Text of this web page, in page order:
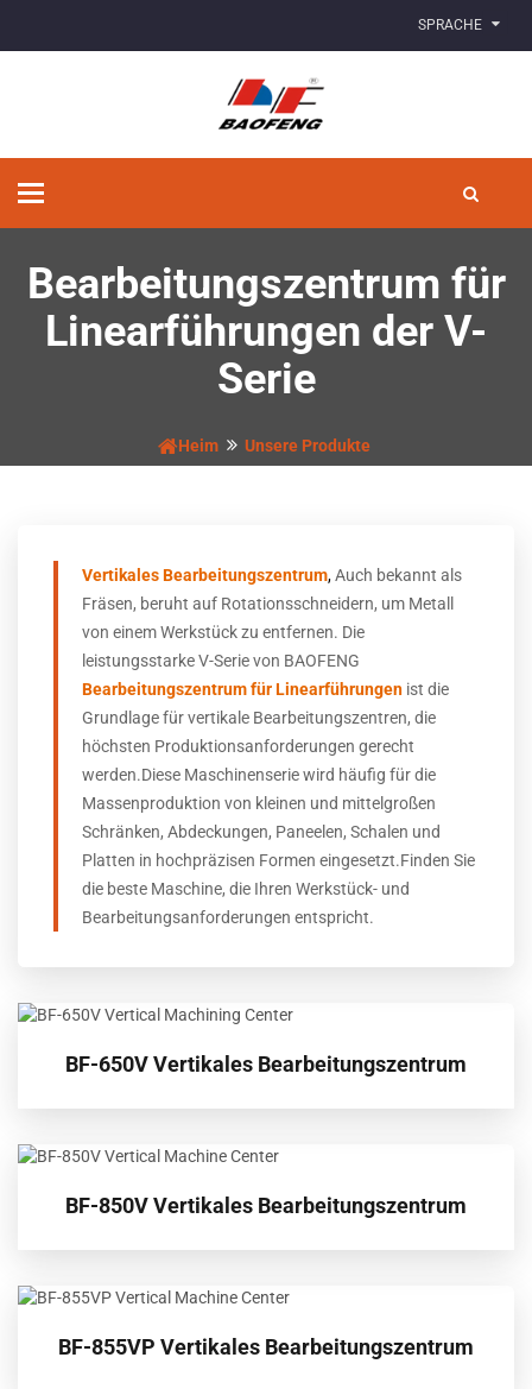
SPRACHE
Navigation
Bearbeitungszentrum für
Linearführungen der V-
Serie
Heim Unsere Produkte
Vertikales Bearbeitungszentrum,Auch bekannt als
Fräsen, beruht auf Rotationsschneidern, um Metall
von einem Werkstück zu entfernen. Die
leistungsstarke V-Serie von BAOFENG
Bearbeitungszentrum für Linearführungen ist die
Grundlage für vertikale Bearbeitungszentren, die
höchsten Produktionsanforderungen gerecht
werden.Diese Maschinenserie wird häufig für die
Massenproduktion von kleinen und mittelgroßen
Schränken, Abdeckungen, Paneelen, Schalen und
Platten in hochpräzisen Formen eingesetzt.Finden Sie
die beste Maschine, die Ihren Werkstück- und
Bearbeitungsanforderungen entspricht.
BF-650V Vertikales Bearbeitungszentrum
BF-850V Vertikales Bearbeitungszentrum
BF-855VP Vertikales Bearbeitungszentrum